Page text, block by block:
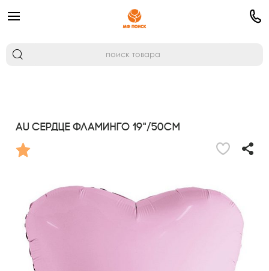
AU Сердце Фламинго 19"/50см